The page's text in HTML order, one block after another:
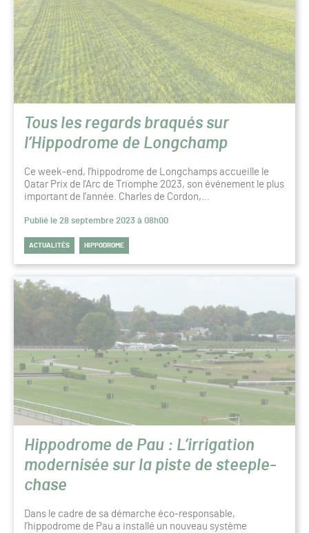
Tous les regards braqués sur
l’Hippodrome de Longchamp
Ce week-end, l’hippodrome de Longchamps accueille le
Qatar Prix de l’Arc de Triomphe 2023, son événement le plus
important de l’année. Charles de Cordon,…
Publié le 28 septembre 2023 à 08h00
ACTUALITÉS HIPPODROME
Hippodrome de Pau : L’irrigation
modernisée sur la piste de steeple-
chase
Dans le cadre de sa démarche éco-responsable,
l’hippodrome de Pau a installé un nouveau système